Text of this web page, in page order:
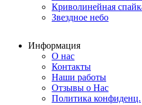
Криволинейная
Звездное небо
Информация
О нас
Контакты
Наши работы
Отзывы о Нас
Политика конфиденц.